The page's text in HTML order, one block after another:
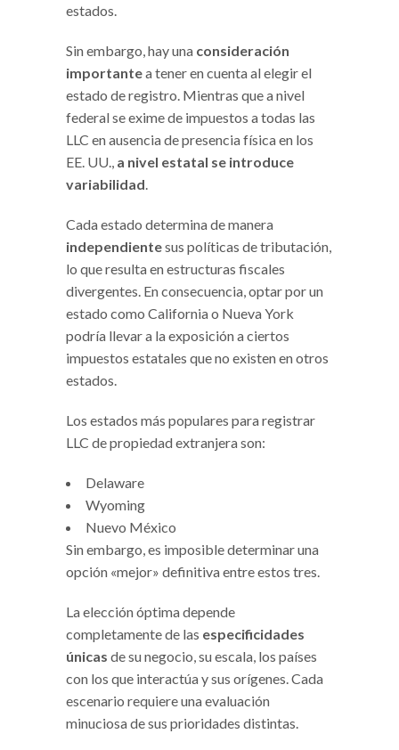
estados.
Sin embargo, hay una consideración
importantea tener en cuenta al elegir el
estado de registro. Mientras que a nivel
federal se exime de impuestos a todas las
LLC en ausencia de presencia física en los
EE. UU., a nivel estatal se introduce
variabilidad.
Cada estado determina de manera
independientesus políticas de tributación,
lo que resulta en estructuras fiscales
divergentes. En consecuencia, optar por un
estado como California o Nueva York
podría llevar a la exposición a ciertos
impuestos estatales que no existen en otros
estados.
Los estados más populares para registrar
LLC de propiedad extranjera son:
Delaware
Wyoming
Nuevo México
Sin embargo, es imposible determinar una
opción «mejor» definitiva entre estos tres.
La elección óptima depende
completamente de las especificidades
únicas de su negocio, su escala, los países
con los que interactúa y sus orígenes. Cada
escenario requiere una evaluación
minuciosa de sus prioridades distintas.